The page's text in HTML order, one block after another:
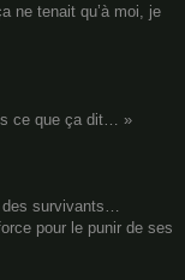
ne tenait qu’à moi, je
ce que ça dit… »
survivants…
pour le punir de ses